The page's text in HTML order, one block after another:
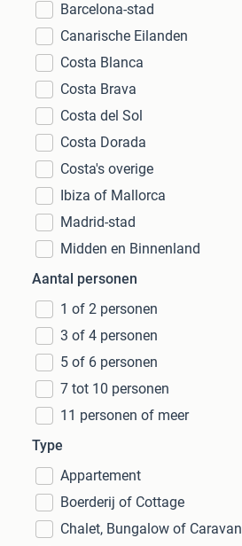
Barcelona-stad
Canarische Eilanden
Costa Blanca
Costa Brava
Costa del Sol
Costa Dorada
Costa's overige
Ibiza of Mallorca
Madrid-stad
Midden en Binnenland
Aantal personen
1 of 2 personen
3 of 4 personen
5 of 6 personen
7 tot 10 personen
11 personen of meer
Type
Appartement
Boerderij of Cottage
Chalet, Bungalow of Caravan